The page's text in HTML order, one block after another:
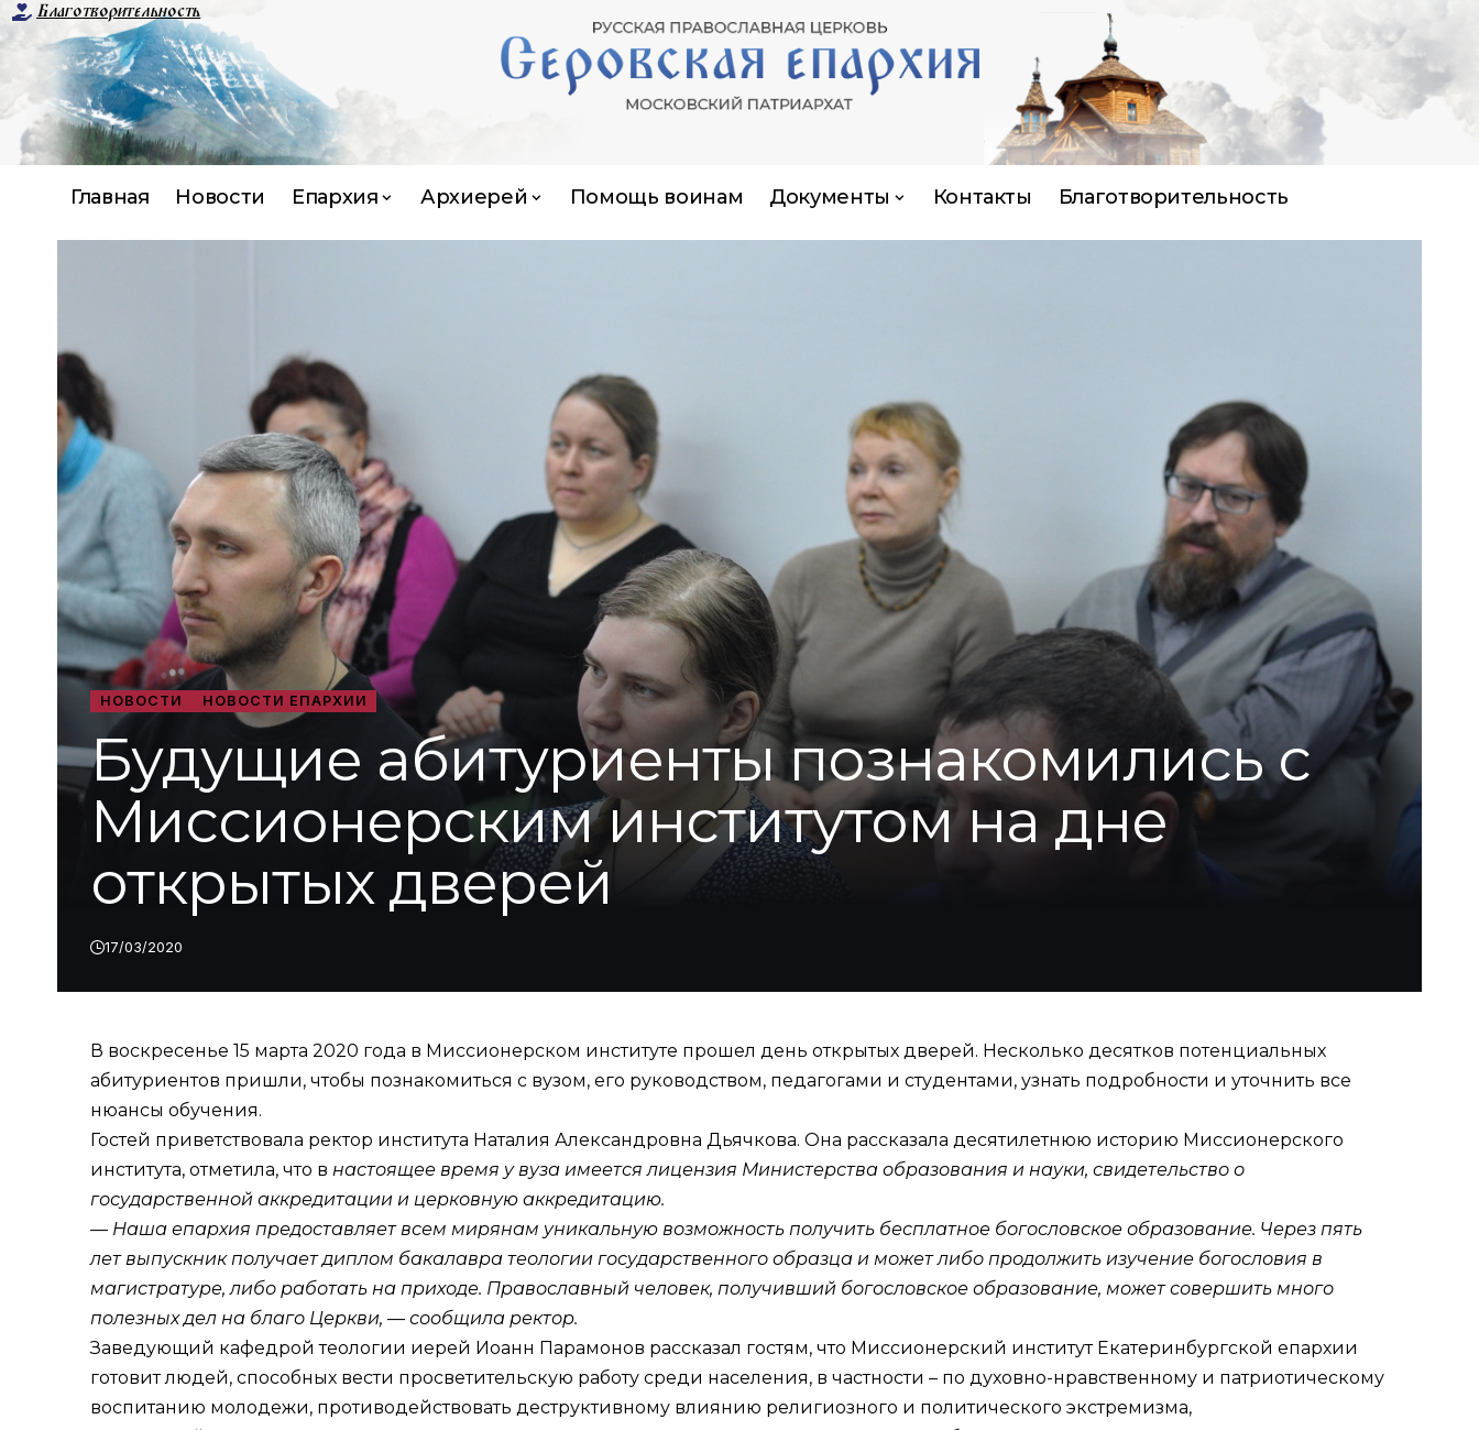
Благотворительность
Главная Новости Епархия Архиерей Помощь воинам Документы Контакты Благотворительность
НОВОСТИ НОВОСТИ ЕПАРХИИ
Будущие абитуриенты познакомились с
Миссионерским институтом на дне
открытых дверей
17/03/2020
В воскресенье 15 марта 2020 года в Миссионерском институте прошел день открытых дверей. Несколько десятков потенциальных
абитуриентов пришли, чтобы познакомиться с вузом, его руководством, педагогами и студентами, узнать подробности и уточнить все
нюансы обучения.
Гостей приветствовала ректор института Наталия Александровна Дьячкова. Она рассказала десятилетнюю историю Миссионерского
института, отметила, что в настоящее время у вуза имеется лицензия Министерства образования и науки, свидетельство о
государственной аккредитации и церковную аккредитацию.
— Наша епархия предоставляет всем мирянам уникальную возможность получить бесплатное богословское образование. Через пять
лет выпускник получает диплом бакалавра теологии государственного образца и может либо продолжить изучение богословия в
магистратуре, либо работать на приходе. Православный человек, получивший богословское образование, может совершить много
полезных дел на благо Церкви, — сообщила ректор.
Заведующий кафедрой теологии иерей Иоанн Парамонов рассказал гостям, что Миссионерский институт Екатеринбургской епархии
готовит людей, способных вести просветительскую работу среди населения, в частности – по духовно-нравственному и патриотическому
воспитанию молодежи, противодействовать деструктивному влиянию религиозного и политического экстремизма,